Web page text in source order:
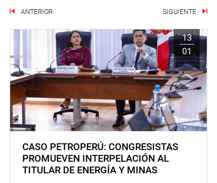
ANTERIOR SIGUIENTE
13
01
CASO PETROPERÚ: CONGRESISTAS
PROMUEVEN INTERPELACIÓN AL
TITULAR DE ENERGÍA Y MINAS